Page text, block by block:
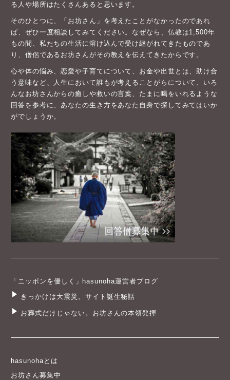
る人や場所はたくさんあると思います。
そのひとつに、「お坊さん」を考えたことがなかったのであれ
ば、ぜひ一度相談してみてください。なぜなら、仏教は1,500年
もの間、私たちの生活に溶け込んで受け継がれてきたものであ
り、僧侶であるお坊さんがその教えを伝えてきたからです。
心や体の悩み、恋愛や子育てについて、お金や出世とは、助け合
う意味など、人生において誰もが考えることがらについて、いろ
んなお坊さんからの癒しや救いの言葉、たまに喝をいれるような
回答を参考に、あなたの生き方をあなた自身で探してみてはいか
がでしょうか。
「ニッポンを優しく」hasunoha運営者ブログ
きっかけは大震災。サイト誕生秘話
お葬式だけじゃない。お坊さんの本領発揮
hasunohaとは
お坊さん募集中